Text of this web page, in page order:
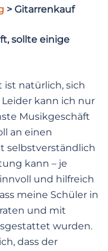
> Gitarrenkauf
sollte einige
natürlich, sich
kann ich nur
Musikgeschäft
an einen
selbstverständlich
kann – je
und hilfreich
meine Schüler in
und mit
wurden.
dass der